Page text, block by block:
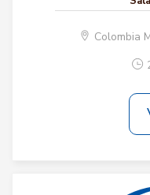
Colombia